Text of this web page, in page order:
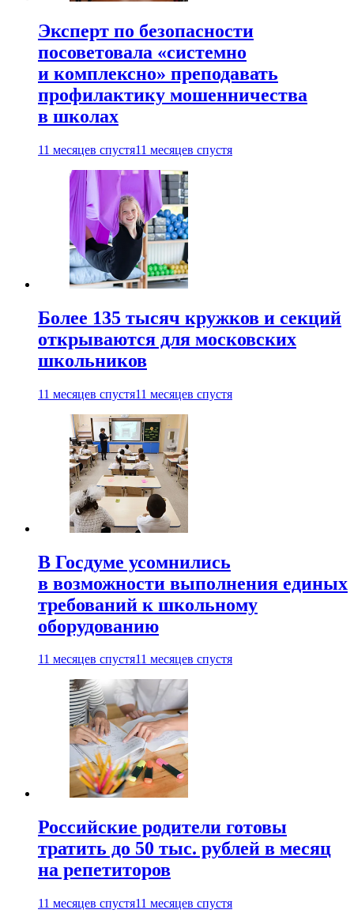
Эксперт по безопасности
посоветовала «системно
и комплексно» преподавать
профилактику мошенничества
в школах
11 месяцев спустя11 месяцев спустя
Более 135 тысяч кружков и секций
открываются для московских
школьников
11 месяцев спустя11 месяцев спустя
В Госдуме усомнились
в возможности выполнения единых
требований к школьному
оборудованию
11 месяцев спустя11 месяцев спустя
Российские родители готовы
тратить до 50 тыс. рублей в месяц
на репетиторов
11 месяцев спустя11 месяцев спустя